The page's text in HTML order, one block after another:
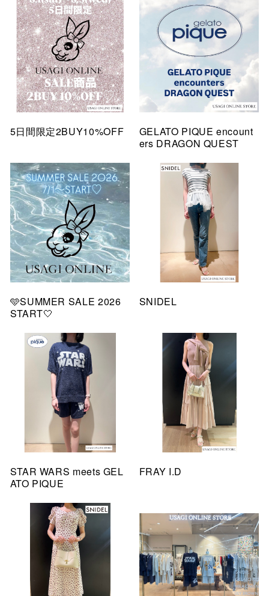
5日間限定2BUY10%OFF
GELATO PIQUE encount
ers DRAGON QUEST
🩵SUMMER SALE 2026
START🤍
SNIDEL
STAR WARS meets GEL
ATO PIQUE
FRAY I.D